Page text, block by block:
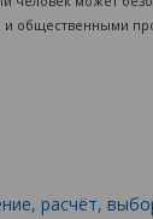
и общественными
расчёт,